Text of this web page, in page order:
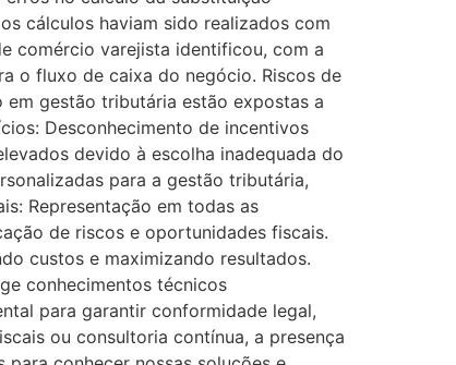
cálculos haviam sido realizados com
comércio varejista identificou, com a
o fluxo de caixa do negócio. Riscos de
gestão tributária estão expostas a
Desconhecimento de incentivos
devido à escolha inadequada do
para a gestão tributária,
Representação em todas as
de riscos e oportunidades fiscais.
custos e maximizando resultados.
conhecimentos técnicos
para garantir conformidade legal,
ou consultoria contínua, a presença